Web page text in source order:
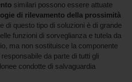
similari possono essere attuate
di rilevamento della prossimità
di questo tipo di soluzioni è di grande
funzioni di sorveglianza e tutela da
ma non sostituisce la componente
da parte di tutti gli
condotte di salvaguardia